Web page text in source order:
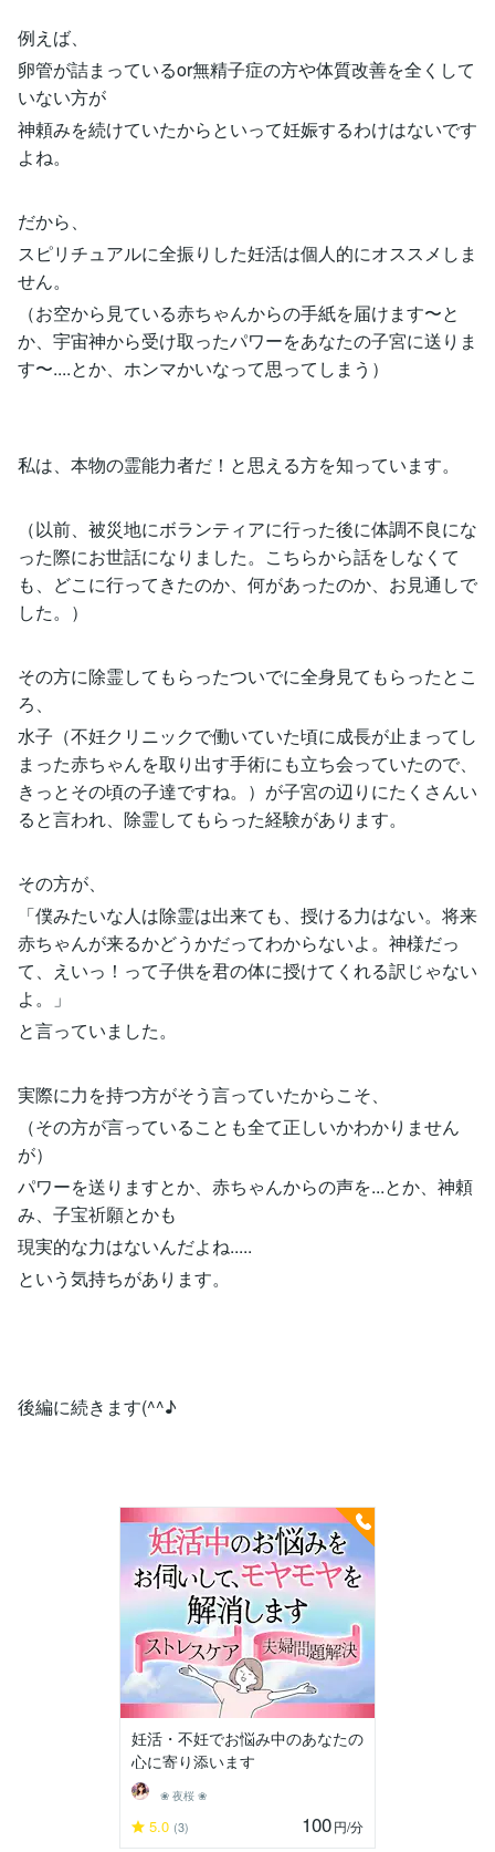
例えば、
卵管が詰まっているor無精子症の方や体質改善を全くして
いない方が
神頼みを続けていたからといって妊娠するわけはないです
よね。
だから、
スピリチュアルに全振りした妊活は個人的にオススメしま
せん。
（お空から見ている赤ちゃんからの手紙を届けます〜と
か、宇宙神から受け取ったパワーをあなたの子宮に送りま
す〜....とか、ホンマかいなって思ってしまう）
私は、本物の霊能力者だ！と思える方を知っています。
（以前、被災地にボランティアに行った後に体調不良にな
った際にお世話になりました。こちらから話をしなくて
も、どこに行ってきたのか、何があったのか、お見通しで
した。）
その方に除霊してもらったついでに全身見てもらったとこ
ろ、
水子（不妊クリニックで働いていた頃に成長が止まってし
まった赤ちゃんを取り出す手術にも立ち会っていたので、
きっとその頃の子達ですね。）が子宮の辺りにたくさんい
ると言われ、除霊してもらった経験があります。
その方が、
「僕みたいな人は除霊は出来ても、授ける力はない。将来
赤ちゃんが来るかどうかだってわからないよ。神様だっ
て、えいっ！って子供を君の体に授けてくれる訳じゃない
よ。」
と言っていました。
実際に力を持つ方がそう言っていたからこそ、
（その方が言っていることも全て正しいかわかりません
が）
パワーを送りますとか、赤ちゃんからの声を...とか、神頼
み、子宝祈願とかも
現実的な力はないんだよね.....
という気持ちがあります。
後編に続きます(^^♪
妊活・不妊でお悩み中のあなたの
心に寄り添います
❀ 夜桜 ❀
5.0 (3) 100円/分